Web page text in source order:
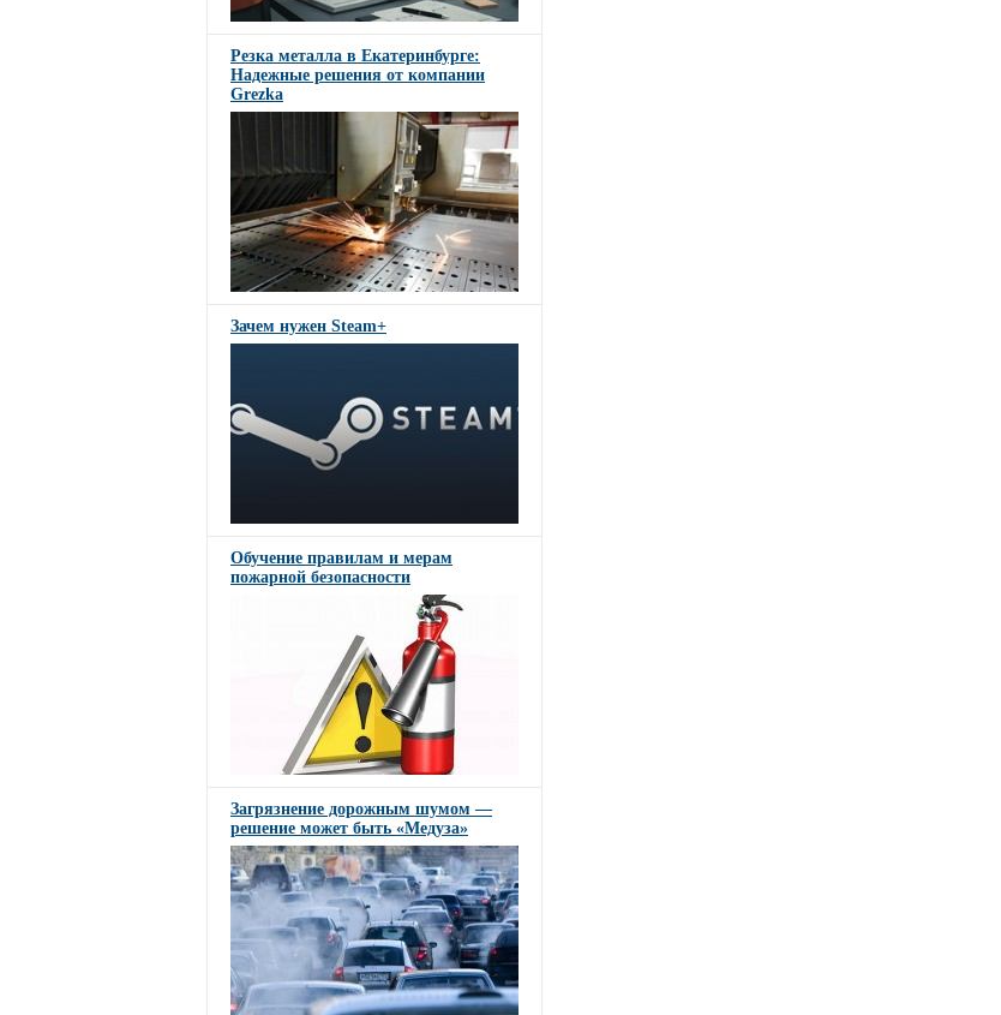
Резка металла в Екатеринбурге:
Надежные решения от компании
Grezka
Зачем нужен Steam+
Обучение правилам и мерам
пожарной безопасности
Загрязнение дорожным шумом —
решение может быть «Медуза»